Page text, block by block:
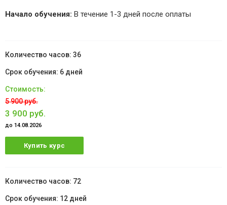
Начало обучения: В течение 1-3 дней после оплаты
36
6 дней
5 900 руб.
3 900 руб.
до 14.08.2026
Купить курс
72
12 дней